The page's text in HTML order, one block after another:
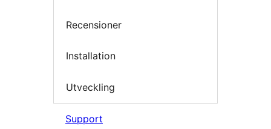
Recensioner
Installation
Utveckling
Support